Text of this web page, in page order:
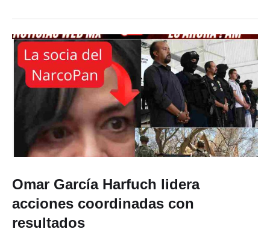
Omar García Harfuch lidera
acciones coordinadas con
resultados